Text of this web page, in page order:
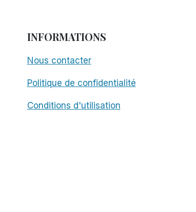
INFORMATIONS
Nous contacter
Politique de confidentialité
Conditions d'utilisation